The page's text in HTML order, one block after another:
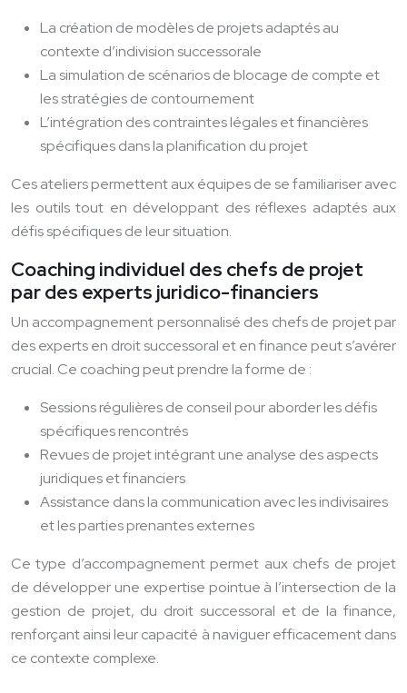
La création de modèles de projets adaptés au
contexte d’indivision successorale
La simulation de scénarios de blocage de compte et
les stratégies de contournement
L’intégration des contraintes légales et financières
spécifiques dans la planification du projet
Ces ateliers permettent aux équipes de se familiariser avec
les outils tout en développant des réflexes adaptés aux
défis spécifiques de leur situation.
Coaching individuel des chefs de projet
par des experts juridico-financiers
Un accompagnement personnalisé des chefs de projet par
des experts en droit successoral et en finance peut s’avérer
crucial. Ce coaching peut prendre la forme de :
Sessions régulières de conseil pour aborder les défis
spécifiques rencontrés
Revues de projet intégrant une analyse des aspects
juridiques et financiers
Assistance dans la communication avec les indivisaires
et les parties prenantes externes
Ce type d’accompagnement permet aux chefs de projet
de développer une expertise pointue à l’intersection de la
gestion de projet, du droit successoral et de la finance,
renforçant ainsi leur capacité à naviguer efficacement dans
ce contexte complexe.